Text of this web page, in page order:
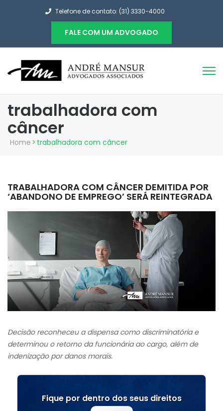
Telefone de contato: (31) 3330-4000
FALE COM UM ADVOGADO
trabalhadora com
câncer
Home > trabalhadora com câncer
TRABALHADORA COM CÂNCER DEMITIDA POR
‘ABANDONO DE EMPREGO’ SERÁ REINTEGRADA
Decisão reconheceu a dispensa como discriminatória e
determinou o retorno da funcionária ao cargo, além de
indenização por danos morais.
Fique por dentro dos seus direitos